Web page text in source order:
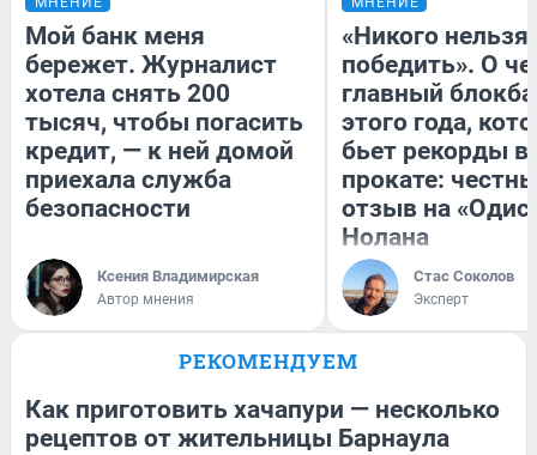
Мой банк меня
бережет. Журналист
хотела снять 200
тысяч, чтобы погасить
кредит, — к ней домой
приехала служба
безопасности
Ксения Владимирская
Автор мнения
«Никого нельзя
победить». О
главный
этого года,
бьет рекорды в
прокате:
отзыв на
Нолана
Стас Соколов
Эксперт
РЕКОМЕНДУЕМ
Как приготовить хачапури — несколько
рецептов от жительницы Барнаула